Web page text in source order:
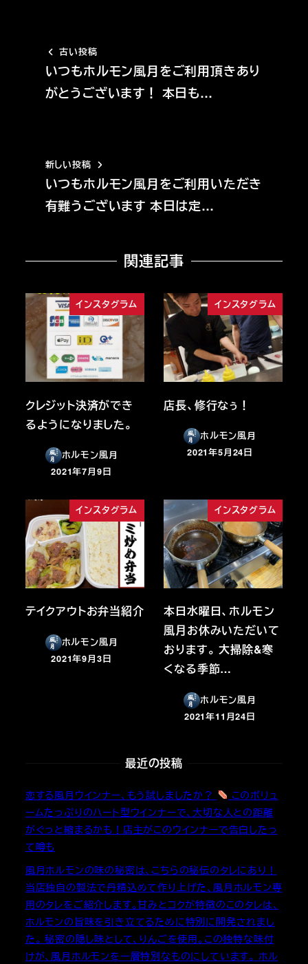
古い投稿
いつもホルモン風月をご利用頂きあり
がとうございます！ 本日も…
新しい投稿
いつもホルモン風月をご利用いただき
有難うございます 本日は定…
関連記事
インスタグラム
クレジット決済ができ
るようになりました。
ホルモン風月
投稿日
2021年7月9日
インスタグラム
店長、修行なぅ！
ホルモン風月
投稿日
2021年5月24日
インスタグラム
テイクアウトお弁当紹介
ホルモン風月
投稿日
2021年9月3日
インスタグラム
本日水曜日、ホルモン
風月お休みいただいて
おります。 大掃除&寒
くなる季節…
ホルモン風月
投稿日
2021年11月24日
最近の投稿
恋する風月ウインナー、もう試しましたか？
このボリュ
ームたっぷりのハート型ウインナーで、大切な人との距離
がぐっと縮まるかも！店主がこのウインナーで告白したっ
て噂も
風月ホルモンの味の秘密は、こちらの秘伝のタレにあり！
当店独自の製法で丹精込めて作り上げた、風月ホルモン専
用のタレをご紹介します。甘みとコクが特徴のこのタレは、
ホルモンの旨味を引き立てるために特別に開発されまし
た。 秘密の隠し味として、りんごを使用。この独特な味付
けが、風月ホルモンを一層特別なものにしています。 ホル